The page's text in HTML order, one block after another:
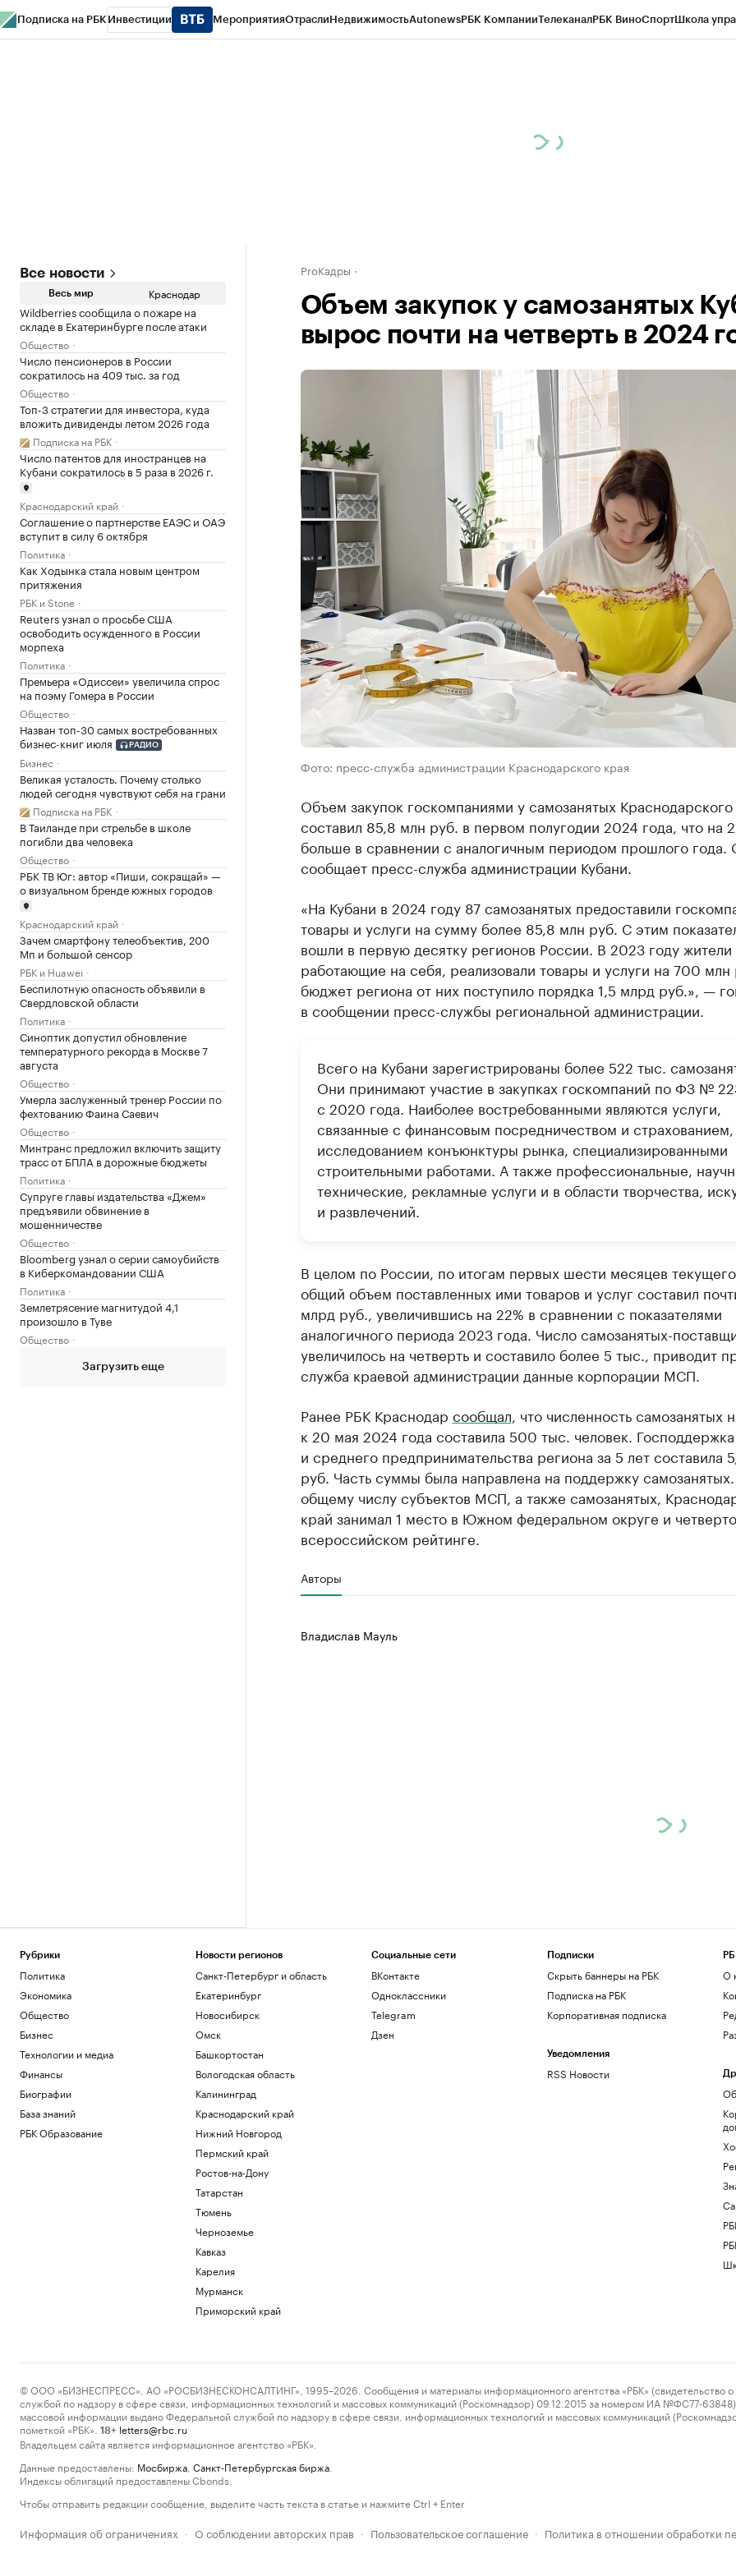
Подписка на РБК Инвестиции МероприятияОтраслиНедвижимостьAutonewsРБК КомпанииТелеканалРБК ВиноСпортШкола
Все новости
Весь мир Краснодар
Wildberries сообщила о пожаре на
складе в Екатеринбурге после атаки
Общество
Число пенсионеров в России
сократилось на 409 тыс. за год
Общество
Топ-3 стратегии для инвестора, куда
вложить дивиденды летом 2026 года
Подписка на РБК
Число патентов для иностранцев на
Кубани сократилось в 5 раза в 2026 г.
Краснодарский край
Соглашение о партнерстве ЕАЭС и ОАЭ
вступит в силу 6 октября
Политика
Как Ходынка стала новым центром
притяжения
РБК и Stone
Reuters узнал о просьбе США
освободить осужденного в России
морпеха
Политика
Премьера «Одиссеи» увеличила спрос
на поэму Гомера в России
Общество
Назван топ-30 самых востребованных
бизнес-книг июля
РАДИО
Бизнес
Великая усталость. Почему столько
людей сегодня чувствуют себя на грани
Подписка на РБК
В Таиланде при стрельбе в школе
погибли два человека
Общество
РБК ТВ Юг: автор «Пиши, сокращай» —
о визуальном бренде южных городов
Краснодарский край
Зачем смартфону телеобъектив, 200
Мп и большой сенсор
РБК и Huawei
Беспилотную опасность объявили в
Свердловской области
Политика
Синоптик допустил обновление
температурного рекорда в Москве 7
августа
Общество
Умерла заслуженный тренер России по
фехтованию Фаина Саевич
Общество
Минтранс предложил включить защиту
трасс от БПЛА в дорожные бюджеты
Политика
Супруге главы издательства «Джем»
предъявили обвинение в
мошенничестве
Общество
Bloomberg узнал о серии самоубийств
в Киберкомандовании США
Политика
Землетрясение магнитудой 4,1
произошло в Туве
Общество
Загрузить еще
ProКадры
Объем закупок у самозанятых
вырос почти на четверть в 2024
Фото: пресс-служба администрации Краснодарского края
Объем закупок госкомпаниями у самозанятых Краснодарского
составил 85,8 млн руб. в первом полугодии 2024 года, что на
больше в сравнении с аналогичным периодом прошлого года.
сообщает пресс-служба администрации Кубани.
«На Кубани в 2024 году 87 самозанятых предоставили
товары и услуги на сумму более 85,8 млн руб. С этим
вошли в первую десятку регионов России. В 2023 году жители
работающие на себя, реализовали товары и услуги на 700 млн
бюджет региона от них поступило порядка 1,5 млрд руб.», —
в сообщении пресс-службы региональной администрации.
Всего на Кубани зарегистрированы более 522 тыс.
Они принимают участие в закупках госкомпаний по ФЗ №
с 2020 года. Наиболее востребованными являются услуги,
связанные с финансовым посредничеством и страхованием,
исследованием конъюнктуры рынка, специализированными
строительными работами. А также профессиональные,
технические, рекламные услуги и в области творчества,
и развлечений.
В целом по России, по итогам первых шести месяцев
общий объем поставленных ими товаров и услуг составил
млрд руб., увеличившись на 22% в сравнении с показателями
аналогичного периода 2023 года. Число самозанятых-
увеличилось на четверть и составило более 5 тыс., приводит
служба краевой администрации данные корпорации МСП.
Ранее РБК Краснодар сообщал , что численность самозанятых
к 20 мая 2024 года составила 500 тыс. человек.
и среднего предпринимательства региона за 5 лет составила
руб. Часть суммы была направлена на поддержку
общему числу субъектов МСП, а также самозанятых,
край занимал 1 место в Южном федеральном округе и
всероссийском рейтинге.
Авторы
Владислав Мауль
Рубрики
Политика
Экономика
Общество
Бизнес
Технологии и медиа
Финансы
Биографии
База знаний
РБК Образование
Новости регионов
Санкт-Петербург и область
Екатеринбург
Новосибирск
Омск
Башкортостан
Вологодская область
Калининград
Краснодарский край
Нижний Новгород
Пермский край
Ростов-на-Дону
Татарстан
Тюмень
Черноземье
Кавказ
Карелия
Мурманск
Приморский край
Социальные сети
ВКонтакте
Одноклассники
Telegram
Дзен
Подписки
Скрыть баннеры на РБК
Подписка на РБК
Корпоративная подписка
Уведомления
RSS Новости
О
© ООО «БИЗНЕСПРЕСС», АО «РОСБИЗНЕСКОНСАЛТИНГ», 1995–2026. Сообщения и материалы информационного агентства «РБК» (свидетельство о
службой по надзору в сфере связи, информационных технологий и массовых коммуникаций (Роскомнадзор) 09.12.2015 за номером ИА №ФС77-63848)
массовой информации выдано Федеральной службой по надзору в сфере связи, информационных технологий и массовых коммуникаций
пометкой «РБК».
18+ letters@rbc.ru
Владельцем сайта является информационное агентство «РБК».
Данные предоставлены: Мосбиржа Санкт-Петербургская биржа
Индексы облигаций предоставлены Cbonds.
Чтобы отправить редакции сообщение, выделите часть текста в статье и нажмите Ctrl + Enter
Информация об ограничениях · О соблюдении авторских прав · Пользовательское соглашение · Политика в отношении обработки